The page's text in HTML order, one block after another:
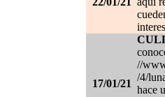
17/01/21
//
/4/
hace